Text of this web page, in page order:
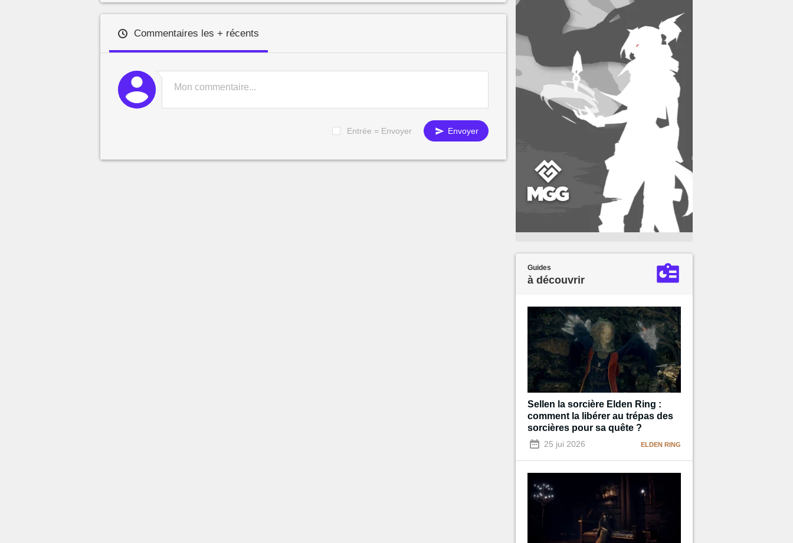
Commentaires les + récents
Entrée = Envoyer Envoyer
Guides
à découvrir
Sellen la sorcière Elden Ring :
comment la libérer au trépas des
sorcières pour sa quête ?
25 jui 2026 ELDEN RING